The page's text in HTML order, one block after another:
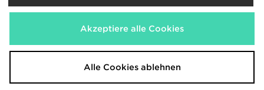
Akzeptiere alle Cookies
Alle Cookies ablehnen